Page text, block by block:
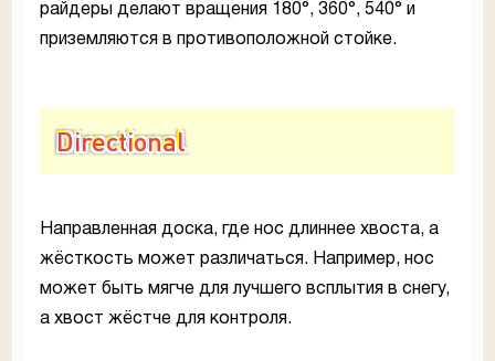
райдеры делают вращения 180°, 360°, 540° и
приземляются в противоположной стойке.
Directional
Направленная доска, где нос длиннее хвоста, а
жёсткость может различаться. Например, нос
может быть мягче для лучшего всплытия в снегу,
а хвост жёстче для контроля.